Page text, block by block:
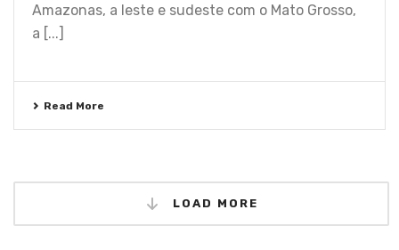
Amazonas, a leste e sudeste com o Mato Grosso,
a [...]
Read More
LOAD MORE